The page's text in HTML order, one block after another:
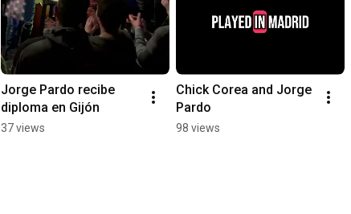
Jorge Pardo recibe
diploma en Gijón
37 views
Chick Corea and Jorge
Pardo
98 views